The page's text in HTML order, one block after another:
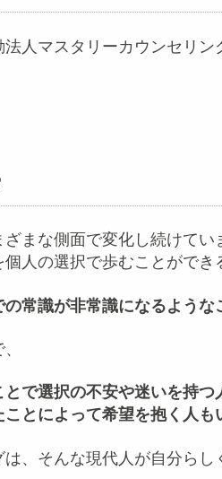
法人マスタリーカウンセリ
まな側面で変化し続けてい
人の選択で歩むことができ
の常識が非常識になるよう
で選択の不安や迷いを持つ
とによって希望を抱く人も
、そんな現代人が自分ら